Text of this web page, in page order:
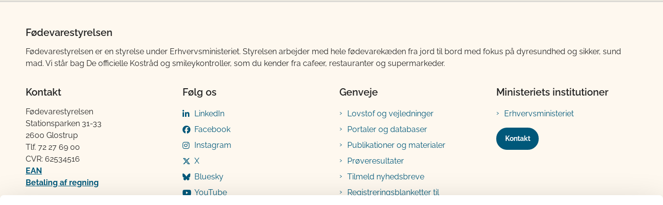
Fødevarestyrelsen
Fødevarestyrelsen er en styrelse under Erhvervsministeriet. Styrelsen arbejder med hele fødevarekæden fra jord til bord med fokus på dyresundhed og sikker, sund
mad. Vi står bag De officielle Kostråd og smileykontroller, som du kender fra cafeer, restauranter og supermarkeder.
Kontakt
Fødevarestyrelsen
Stationsparken 31-33
2600 Glostrup
Tlf. 72 2​​​7 69 00
CVR: 62534516
EAN
Betaling af regning
Følg os
LinkedIn
Facebook
Instagram
X
Bluesky
YouTube
Genveje
Lovstof og vejledninger
Portaler og databaser
Publikationer og materialer
Prøveresultater
Tilmeld nyhedsbreve
Registreringsblanketter til
Ministeriets institutioner
Erhvervsministeriet
Kontakt